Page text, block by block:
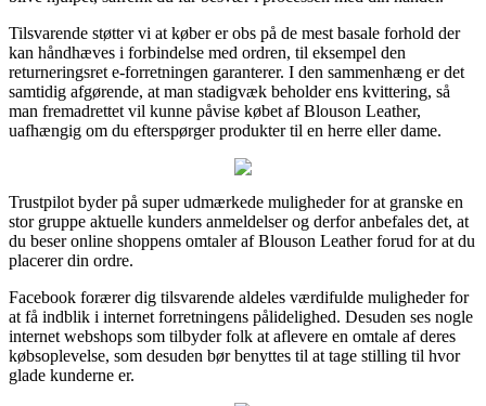
Tilsvarende støtter vi at køber er obs på de mest basale forhold der
kan håndhæves i forbindelse med ordren, til eksempel den
returneringsret e-forretningen garanterer. I den sammenhæng er det
samtidig afgørende, at man stadigvæk beholder ens kvittering, så
man fremadrettet vil kunne påvise købet af Blouson Leather,
uafhængig om du efterspørger produkter til en herre eller dame.
Trustpilot byder på super udmærkede muligheder for at granske en
stor gruppe aktuelle kunders anmeldelser og derfor anbefales det, at
du beser online shoppens omtaler af Blouson Leather forud for at du
placerer din ordre.
Facebook forærer dig tilsvarende aldeles værdifulde muligheder for
at få indblik i internet forretningens pålidelighed. Desuden ses nogle
internet webshops som tilbyder folk at aflevere en omtale af deres
købsoplevelse, som desuden bør benyttes til at tage stilling til hvor
glade kunderne er.